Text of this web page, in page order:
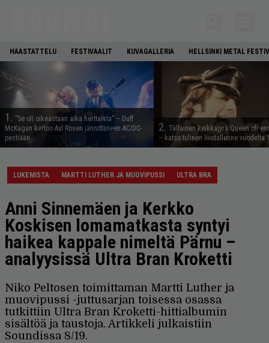
HAASTATTELU FESTIVAALIT KUVAGALLERIA HELLSINKI METAL
1. ”Se oli oikeastaan aika herttaista” – Duff
McKagan kertoo Axl Rosen jännittäneen AC/DC-
pestiään
2. Tällainen keikkajyrä Queen oli
– katso tulinen livetallenne vuodelta
LUKEMISTA MARTTI LUTHER JA MUOVIPUSSI ULTRA BRA
Anni Sinnemäen ja Kerkko
Koskisen lomamatkasta syntyi
haikea kappale nimeltä Pärnu –
analyysissä Ultra Bran Kroketti
Niko Peltosen toimittaman Martti Luther ja
muovipussi -juttusarjan toisessa osassa
tutkittiin Ultra Bran Kroketti-hittialbumin
sisältöä ja taustoja. Artikkeli julkaistiin
Soundissa 8/19.